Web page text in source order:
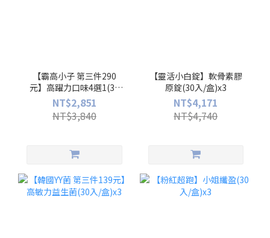
【霸高小子 第三件290
元】高躍力口味4選1(30
入/盒)x3
NT$2,851
NT$3,840
【靈活小白錠】軟骨素膠
原錠(30入/盒)x3
NT$4,171
NT$4,740